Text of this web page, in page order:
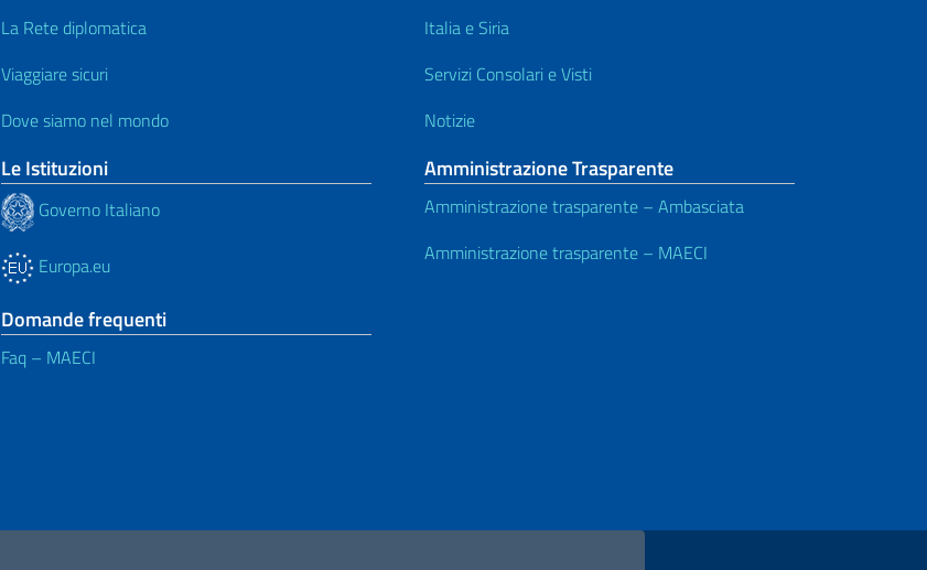
La Rete diplomatica
Viaggiare sicuri
Dove siamo nel mondo
Le Istituzioni
Governo Italiano
Europa.eu
Domande frequenti
Faq – MAECI
Italia e Siria
Servizi Consolari e Visti
Notizie
Amministrazione Trasparente
Amministrazione trasparente – Ambasciata
Amministrazione trasparente – MAECI